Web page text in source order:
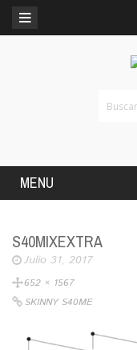
MENU
S40MIXEXTRA
Julio 31, 2017
652 × 1567
SKINNY S40ME